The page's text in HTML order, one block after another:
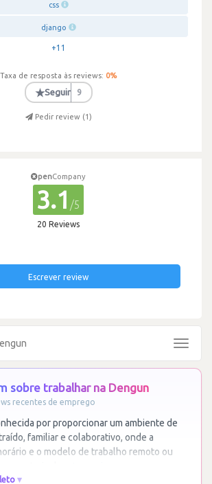
css
django
+11
Taxa de resposta às reviews: 0%
★Seguir 9
Pedir review (1)
penCompany
3.1 /5
20 Reviews
Escrever review
Toggle
sobre trabalhar na Dengun
recentes de emprego
por proporcionar um ambiente de
familiar e colaborativo, onde a
e o modelo de trabalho remoto ou
centrais da